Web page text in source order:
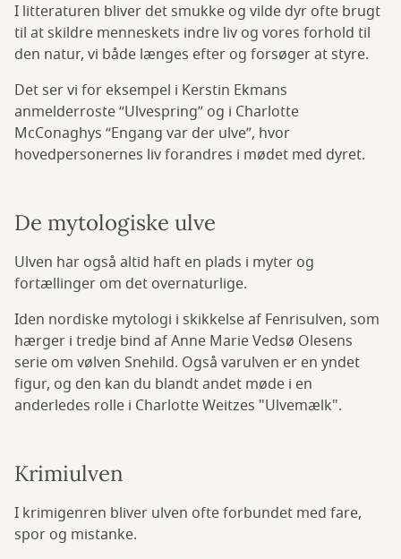
I litteraturen bliver det smukke og vilde dyr ofte brugt
til at skildre menneskets indre liv og vores forhold til
den natur, vi både længes efter og forsøger at styre.
Det ser vi for eksempel i Kerstin Ekmans
anmelderroste “Ulvespring” og i Charlotte
McConaghys “Engang var der ulve”, hvor
hovedpersonernes liv forandres i mødet med dyret.
De mytologiske ulve
Ulven har også altid haft en plads i myter og
fortællinger om det overnaturlige.
Iden nordiske mytologi i skikkelse af Fenrisulven, som
hærger i tredje bind af Anne Marie Vedsø Olesens
serie om vølven Snehild. Også varulven er en yndet
figur, og den kan du blandt andet møde i en
anderledes rolle i Charlotte Weitzes "Ulvemælk".
Krimiulven
I krimigenren bliver ulven ofte forbundet med fare,
spor og mistanke.